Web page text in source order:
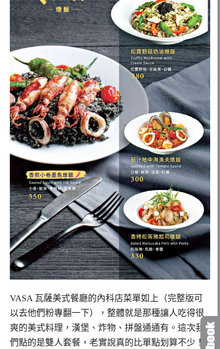
VASA 瓦薩美式餐廳的內科店菜單如上（完整版可
以去他們粉專翻一下），整體就是那種讓人吃得很
爽的美式料理，漢堡、炸物、拼盤通通有。這次我
們點的是雙人套餐，老實說真的比單點划算不少！